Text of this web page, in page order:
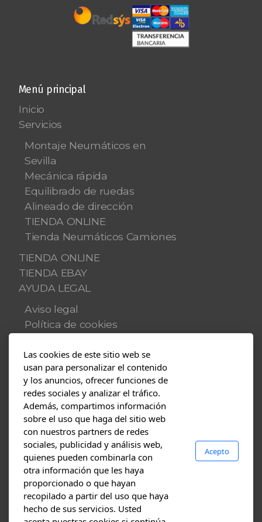
Menú principal
Inicio
Servicios
Montaje Neumáticos en
Sevilla
Mecánica rápida
Equilibrado de ruedas
Alineado de dirección
TIENDA ONLINE
Tienda Neumáticos Camiones
TIENDA ONLINE
TIENDA EBAY
AYUDA LEGAL
Aviso legal
Política de cookies
Multimedia
Blog
Fotos
Vídeos
Contacto
PRESUPUESTOS
Dónde estamos
Nuestro blog
Las cookies de este sitio web se
usan para personalizar el contenido
y los anuncios, ofrecer funciones de
redes sociales y analizar el tráfico.
Además, compartimos información
sobre el uso que haga del sitio web
con nuestros partners de redes
sociales, publicidad y análisis web,
quienes pueden combinarla con
otra información que les haya
proporcionado o que hayan
recopilado a partir del uso que haya
hecho de sus servicios. Usted
Acepto